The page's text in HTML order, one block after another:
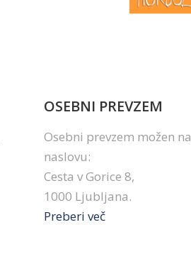
OSEBNI PREVZEM
Osebni prevzem možen na
naslovu:
Cesta v Gorice 8,
1000 Ljubljana.
Preberi več